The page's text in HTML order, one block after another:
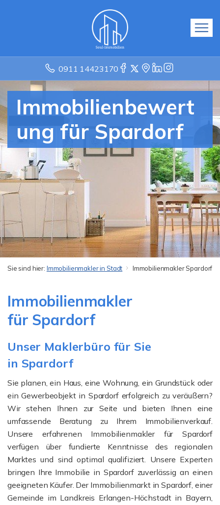
0911 14423170
Immobilienbewert
ung für Spardorf
Sie sind hier: Immobilienmakler in Stadt Immobilienmakler Spardorf
Immobilienmakler
für Spardorf
Unser Maklerbüro für Sie
in Spardorf
Sie planen, ein Haus, eine Wohnung, ein Grundstück oder
ein Gewerbeobjekt in Spardorf erfolgreich zu veräußern?
Wir stehen Ihnen zur Seite und bieten Ihnen eine
umfassende Beratung zu Ihrem Immobilienverkauf.
Unsere erfahrenen Immobilienmakler für Spardorf
verfügen über fundierte Kenntnisse des regionalen
Marktes und sind optimal qualifiziert. Unsere Experten
bringen Ihre Immobilie in Spardorf zuverlässig an einen
geeigneten Käufer. Der Immobilienmarkt in Spardorf, einer
Gemeinde im Landkreis Erlangen-Höchstadt in Bayern,